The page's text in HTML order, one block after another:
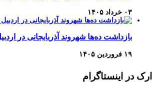
۰۳ خرداد ۱۴۰۵
بازداشت ده‌ها شهروند آذربایجانی در
۱۹ فروردین ۱۴۰۵
ارک در اینستاگرام